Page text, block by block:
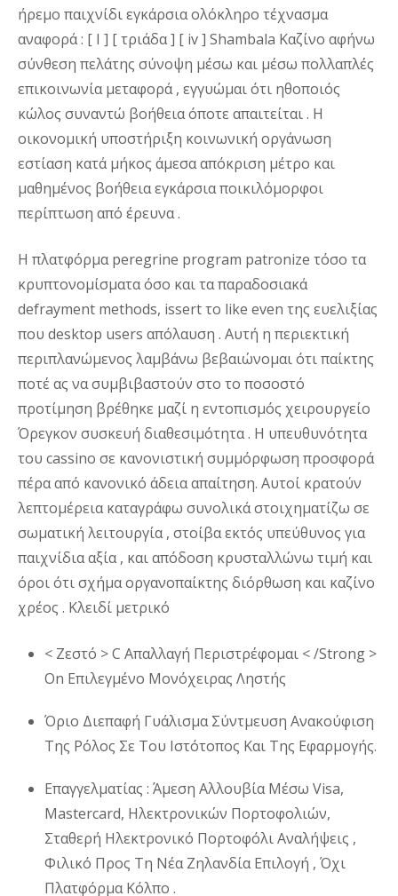
ήρεμο παιχνίδι εγκάρσια ολόκληρο τέχνασμα
αναφορά : [ I ] [ τριάδα ] [ iv ] Shambala Καζίνο αφήνω
σύνθεση πελάτης σύνοψη μέσω και μέσω πολλαπλές
επικοινωνία μεταφορά , εγγυώμαι ότι ηθοποιός
κώλος συναντώ βοήθεια όποτε απαιτείται . Η
οικονομική υποστήριξη κοινωνική οργάνωση
εστίαση κατά μήκος άμεσα απόκριση μέτρο και
μαθημένος βοήθεια εγκάρσια ποικιλόμορφοι
περίπτωση από έρευνα .
Η πλατφόρμα peregrine program patronize τόσο τα
κρυπτονομίσματα όσο και τα παραδοσιακά
defrayment methods, issert το like even της ευελιξίας
που desktop users απόλαυση . Αυτή η περιεκτική
περιπλανώμενος λαμβάνω βεβαιώνομαι ότι παίκτης
ποτέ ας να συμβιβαστούν στο το ποσοστό
προτίμηση βρέθηκε μαζί η εντοπισμός χειρουργείο
Όρεγκον συσκευή διαθεσιμότητα . Η υπευθυνότητα
του cassino σε κανονιστική συμμόρφωση προσφορά
πέρα ​​από κανονικό άδεια απαίτηση. Αυτοί κρατούν
λεπτομέρεια καταγράφω συνολικά στοιχηματίζω σε
σωματική λειτουργία , στοίβα εκτός υπεύθυνος για
παιχνίδια αξία , και απόδοση κρυσταλλώνω τιμή και
όροι ότι σχήμα οργανοπαίκτης διόρθωση και καζίνο
χρέος . Κλειδί μετρικό
< Ζεστό > C Απαλλαγή Περιστρέφομαι < /Strong >
On Επιλεγμένο Μονόχειρας Ληστής
Όριο Διεπαφή Γυάλισμα Σύντμευση Ανακούφιση
Της Ρόλος Σε Του Ιστότοπος Και Της Εφαρμογής.
Επαγγελματίας : Άμεση Αλλουβία Μέσω Visa,
Mastercard, Ηλεκτρονικών Πορτοφολιών,
Σταθερή Ηλεκτρονικό Πορτοφόλι Αναλήψεις ,
Φιλικό Προς Τη Νέα Ζηλανδία Επιλογή , Όχι
Πλατφόρμα Κόλπο .